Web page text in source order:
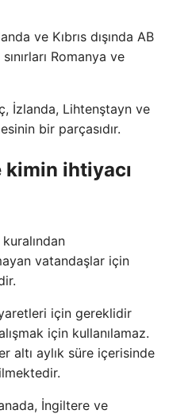
ve Kıbrıs dışında AB
Romanya ve
İzlanda, Lihtenştayn ve
bir parçasıdır.
ihtiyacı
vatandaşlar için
için gereklidir
için kullanılamaz.
altı aylık süre içerisinde
İngiltere ve